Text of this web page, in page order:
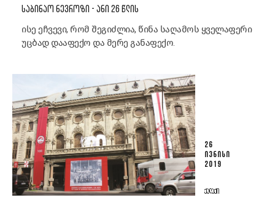
ᲡᲐᲑᲘᲜᲐᲝ ᲜᲔᲕᲠᲝᲖᲘ - ᲐᲜᲘ 26 ᲬᲚᲘᲡ
ისე ეჩვევი, რომ შეგიძლია, წინა საღამოს ყველაფერი
უცბად დააფექო და მერე განაფექო.
26
ᲘᲕᲜᲘᲡᲘ
2019
ᲥᲐᲚᲐᲥᲘ